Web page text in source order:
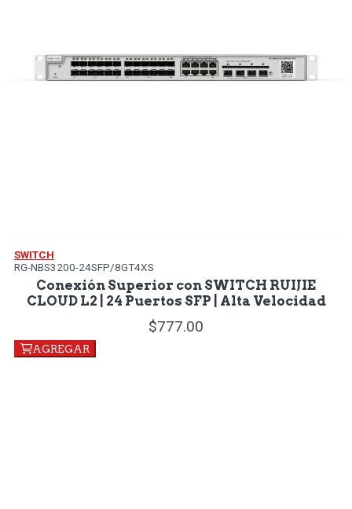
SWITCH
RG-NBS3200-24SFP/8GT4XS
Conexión Superior con SWITCH RUIJIE
CLOUD L2 | 24 Puertos SFP | Alta Velocidad
777.00
AGREGAR